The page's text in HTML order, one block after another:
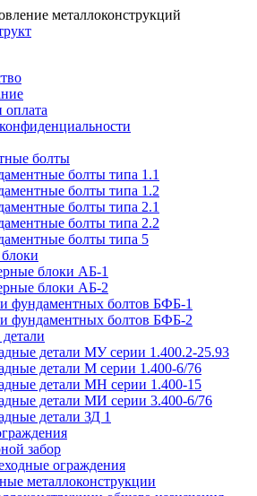
металлоконструкций
оплата
болты
болты типа 1.1
болты типа 1.2
болты типа 2.1
болты типа 2.2
болты типа 5
блоки АБ-1
блоки АБ-2
фундаментных болтов БФБ-1
фундаментных болтов БФБ-2
детали МУ серии 1.400.2-25.93
детали М серии 1.400-6/76
детали МН серии 1.400-15
детали МИ серии 3.400-6/76
детали ЗД 1
забор
ограждения
металлоконструкции